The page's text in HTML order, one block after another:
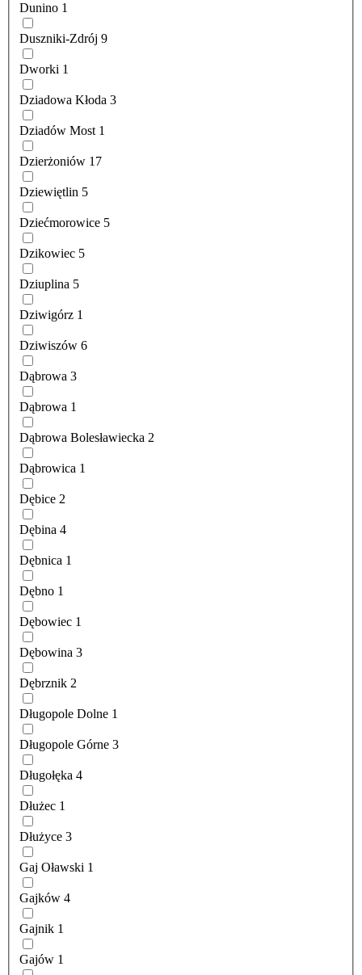
Dunino 1
Duszniki-Zdrój 9
Dworki 1
Dziadowa Kłoda 3
Dziadów Most 1
Dzierżoniów 17
Dziewiętlin 5
Dziećmorowice 5
Dzikowiec 5
Dziuplina 5
Dziwigórz 1
Dziwiszów 6
Dąbrowa 3
Dąbrowa 1
Dąbrowa Bolesławiecka 2
Dąbrowica 1
Dębice 2
Dębina 4
Dębnica 1
Dębno 1
Dębowiec 1
Dębowina 3
Dębrznik 2
Długopole Dolne 1
Długopole Górne 3
Długołęka 4
Dłużec 1
Dłużyce 3
Gaj Oławski 1
Gajków 4
Gajnik 1
Gajów 1